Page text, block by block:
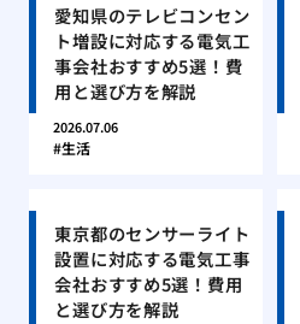
愛知県のテレビコンセン
ト増設に対応する電気工
事会社おすすめ5選！費
用と選び方を解説
2026.07.06
生活
東京都のセンサーライト
設置に対応する電気工事
会社おすすめ5選！費用
と選び方を解説